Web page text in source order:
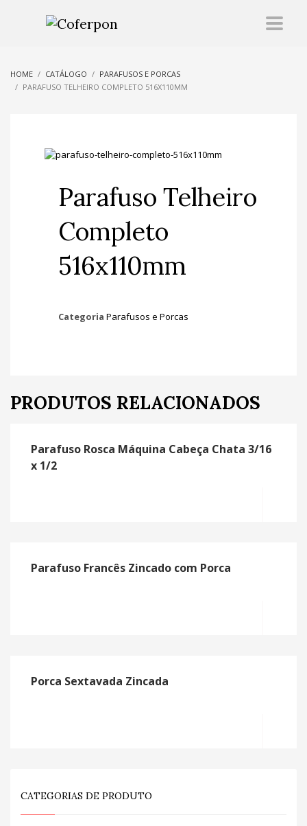
HOME CATÁLOGO
PARAFUSOS E PORCAS
PARAFUSO TELHEIRO COMPLETO 516X110MM
Parafuso Telheiro
Completo
516x110mm
Categoria Parafusos e Porcas
PRODUTOS RELACIONADOS
Parafuso Rosca Máquina Cabeça Chata 3/16
x 1/2
Parafuso Francês Zincado com Porca
Porca Sextavada Zincada
CATEGORIAS DE PRODUTO